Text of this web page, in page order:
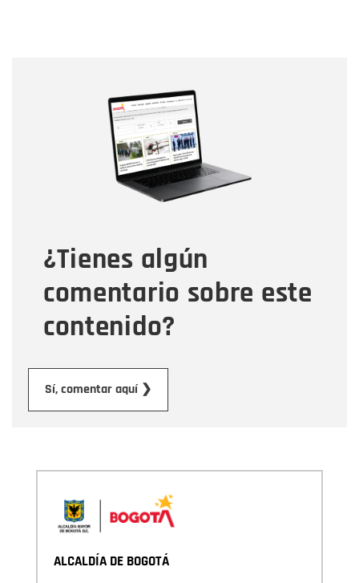
¿Tienes algún
comentario sobre este
contenido?
Sí, comentar aquí ❯
Correo electrónico
Tipo de comentario
Mensaje
ALCALDÍA DE BOGOTÁ